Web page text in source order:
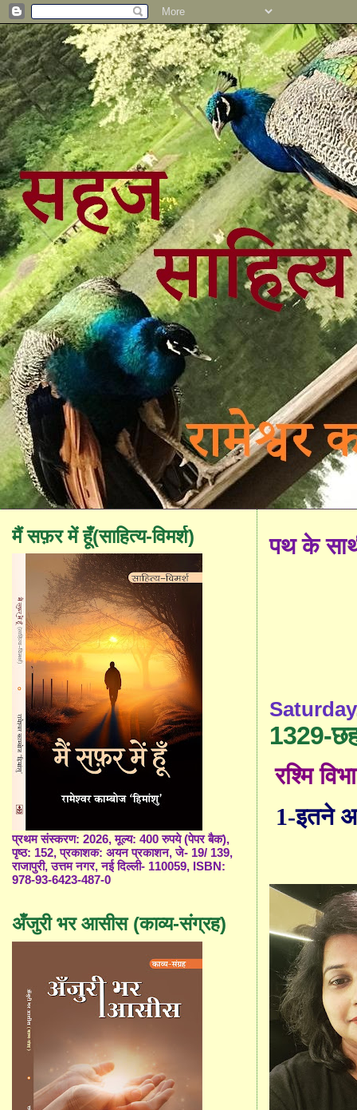
पथ के
1329-
रश्मि
1-इतने
मैं सफ़र में हूँ(साहित्य-विमर्श)
प्रथम संस्करण: 2026, मूल्य: 400 रुपये (पेपर बैक),
पृष्ठ: 152, प्रकाशक: अयन प्रकाशन, जे- 19/ 139,
राजापुरी, उत्तम नगर, नई दिल्ली- 110059, ISBN:
978-93-6423-487-0
अँजुरी भर आसीस (काव्य-संग्रह)